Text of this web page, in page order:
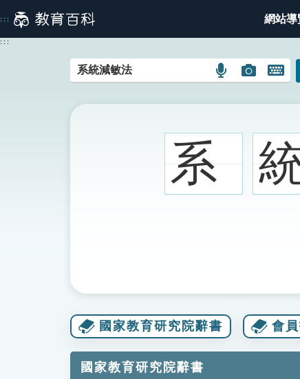
到
主
::: 網站導
:::
語
搜
圖
圖
搜
圖
示
開
鍵
圖
示
系
國家教育研究院辭書 會
國家教育研究院辭書